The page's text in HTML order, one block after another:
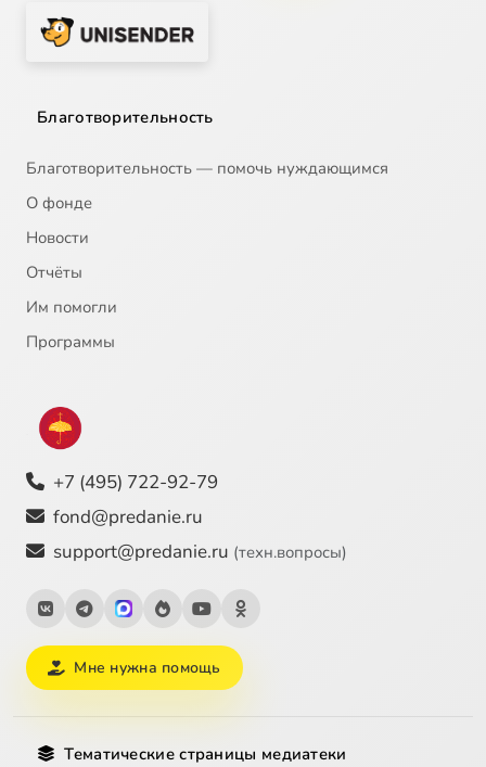
Благотворительность
Благотворительность — помочь нуждающимся
О фонде
Новости
Отчёты
Им помогли
Программы
+7 (495) 722-92-79
fond@predanie.ru
support@predanie.ru (техн.вопросы)
Мне нужна помощь
Тематические страницы медиатеки